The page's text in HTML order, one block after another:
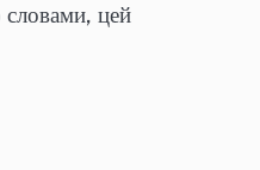
словами, цей